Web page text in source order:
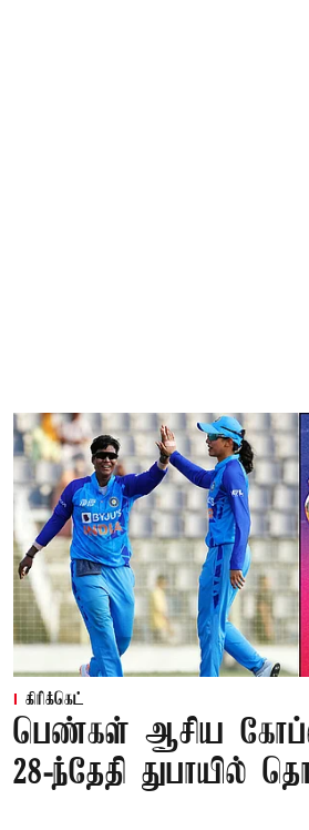
கிரிக்கெட்
பெண்கள் ஆசிய
28-ந்தேதி துபாயில்